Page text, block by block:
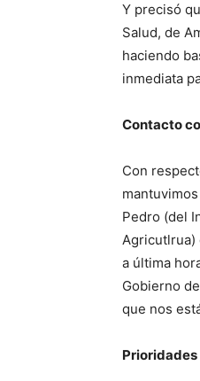
Y precisó
Salud, de
haciendo
inmediata
Contacto
Con
Pedro (del
Agricutlrua)
a última
Gobierno
que nos
Prioridades